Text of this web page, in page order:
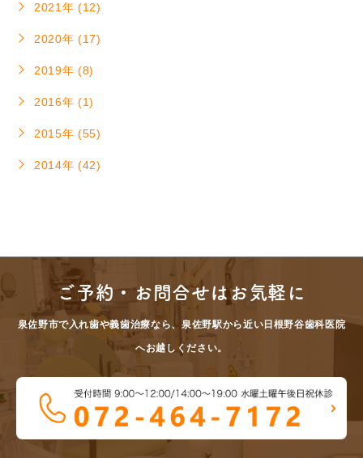
2021年 (12)
2020年 (17)
2019年 (8)
2016年 (1)
2015年 (55)
2014年 (42)
ご予約・お問合せはお気軽に
泉佐野市で入れ歯や義歯治療なら、泉佐野駅から近い日根野谷歯科医院
へお越しください。